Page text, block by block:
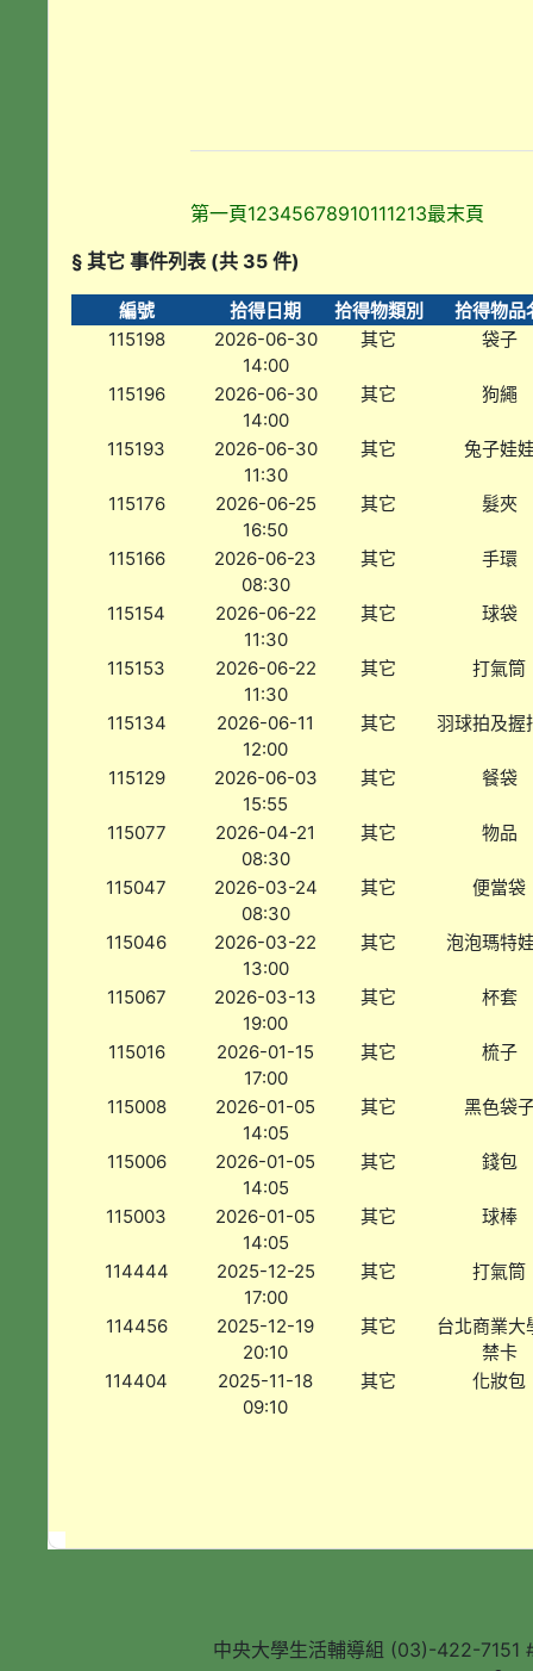
第一頁12345678910111213最末頁
§ 其它 事件列表 (共 35 件)
編號 拾得日期 拾得物類別
拾得物品
115198
2026-06-30
14:00
其它 袋子
115196
2026-06-30
14:00
其它 狗繩
115193
2026-06-30
11:30
其它 兔子娃
115176
2026-06-25
16:50
其它 髮夾
115166
2026-06-23
08:30
其它 手環
115154
2026-06-22
11:30
其它 球袋
115153
2026-06-22
11:30
其它 打氣筒
115134
2026-06-11
12:00
其它 羽球拍及握
115129
2026-06-03
15:55
其它 餐袋
115077
2026-04-21
08:30
其它 物品
115047
2026-03-24
08:30
其它 便當袋
115046
2026-03-22
13:00
其它 泡泡瑪特
115067
2026-03-13
19:00
其它 杯套
115016
2026-01-15
17:00
其它 梳子
115008
2026-01-05
14:05
其它 黑色袋
115006
2026-01-05
14:05
其它 錢包
115003
2026-01-05
14:05
其它 球棒
114444
2025-12-25
17:00
其它 打氣筒
114456
2025-12-19
20:10
其它
台北商業大
禁卡
114404
2025-11-18
09:10
其它 化妝包
中央大學生活輔導組 (03)-422-7151